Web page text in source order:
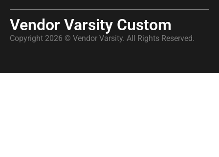
Vendor Varsity Custom
Copyright 2026 © Vendor Varsity. All Rights Reserved.